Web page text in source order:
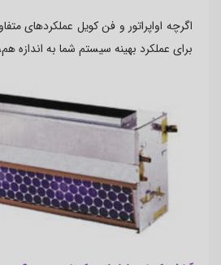
اگرچه اواپراتور و فن کویل عملکردهای
برای عملکرد بهینه سیستم شما به اندازه